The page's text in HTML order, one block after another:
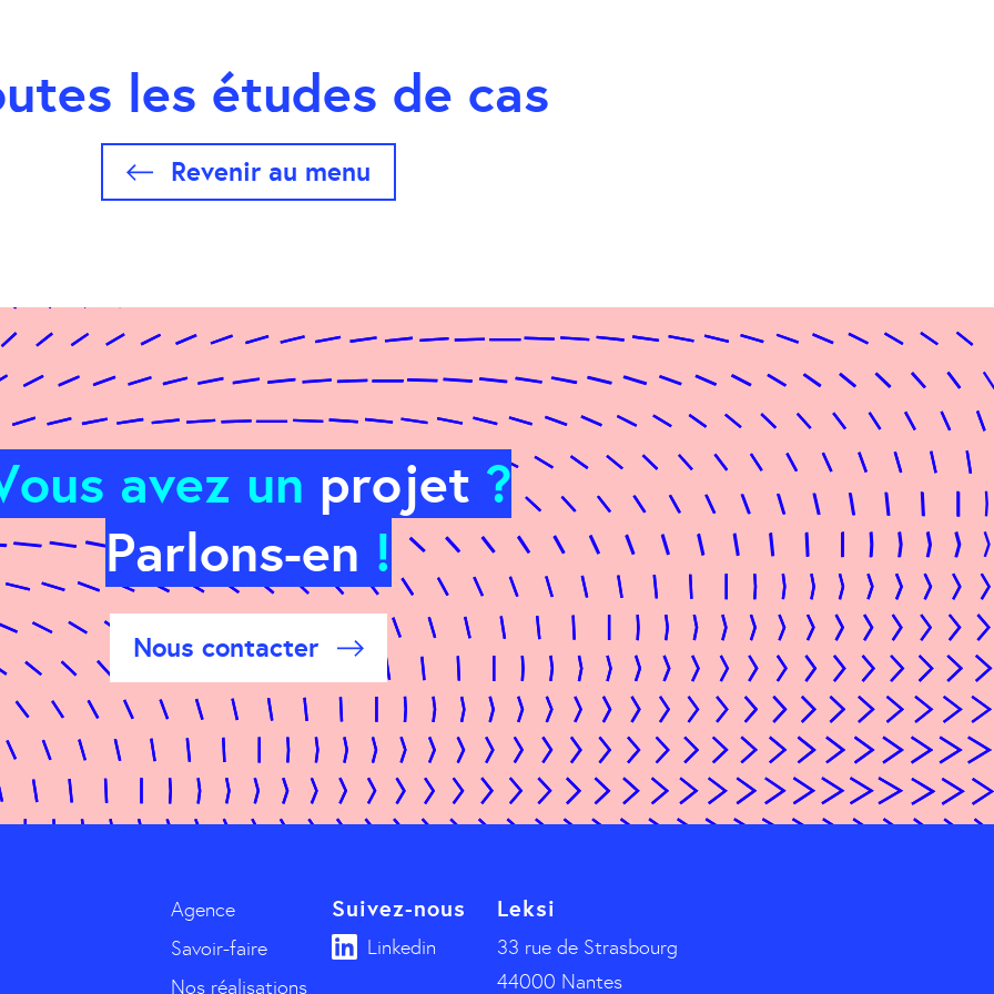
les études de cas
Revenir au menu
avez un projet ?
Parlons-en !
Nous contacter
Agence
Savoir-faire
Nos réalisations
Suivez-nous
Linkedin
Leksi
33 rue de Strasbourg
44000 Nantes